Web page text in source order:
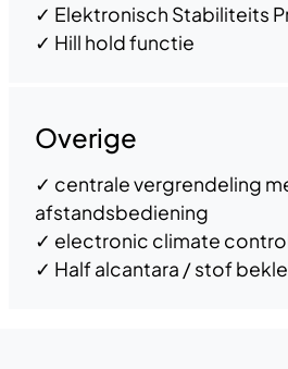
✓ Elektronisch Stabiliteits
✓ Hill hold functie
Overige
✓ centrale vergrendeling
afstandsbediening
✓ electronic climate
✓ Half alcantara / stof